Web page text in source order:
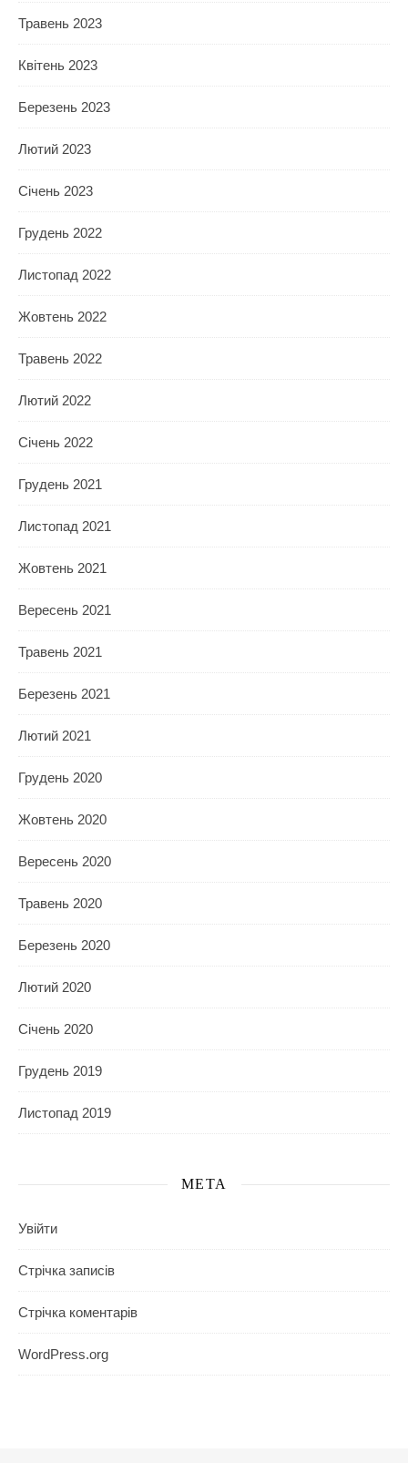
Травень 2023
Квітень 2023
Березень 2023
Лютий 2023
Січень 2023
Грудень 2022
Листопад 2022
Жовтень 2022
Травень 2022
Лютий 2022
Січень 2022
Грудень 2021
Листопад 2021
Жовтень 2021
Вересень 2021
Травень 2021
Березень 2021
Лютий 2021
Грудень 2020
Жовтень 2020
Вересень 2020
Травень 2020
Березень 2020
Лютий 2020
Січень 2020
Грудень 2019
Листопад 2019
МЕТА
Увійти
Стрічка записів
Стрічка коментарів
WordPress.org